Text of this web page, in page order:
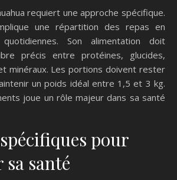
requiert une approche spécifique.
une répartition des repas en
Son alimentation doit
précis entre protéines, glucides,
minéraux. Les portions doivent rester
un poids idéal entre 1,5 et 3 kg.
joue un rôle majeur dans sa santé
pour
santé